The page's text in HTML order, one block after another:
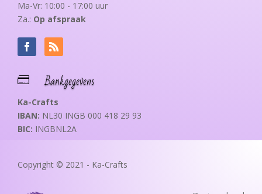
Ma-Vr: 10:00 - 17:00 uur
Za.: Op afspraak
 Bankgegevens
Ka-Crafts
IBAN: NL30 INGB 000 418 29 93
BIC: INGBNL2A
Copyright © 2021 - Ka-Crafts